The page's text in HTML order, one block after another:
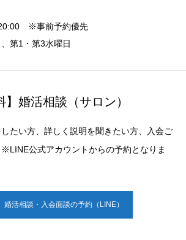
※事前予約優先
第1・第3水曜日
】婚活相談（サロン）
たい方、詳しく説明を聞きたい方、入会ご
公式アカウントからの予約となりま
婚活相談・入会面談の予約（LINE）